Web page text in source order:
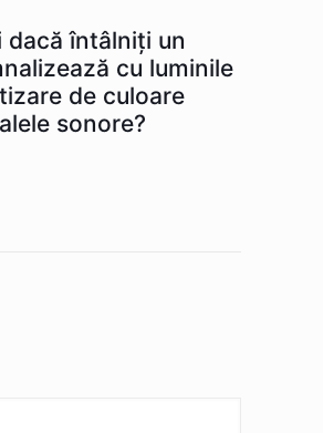
dacă întâlniţi un
cu luminile
de culoare
sonore?